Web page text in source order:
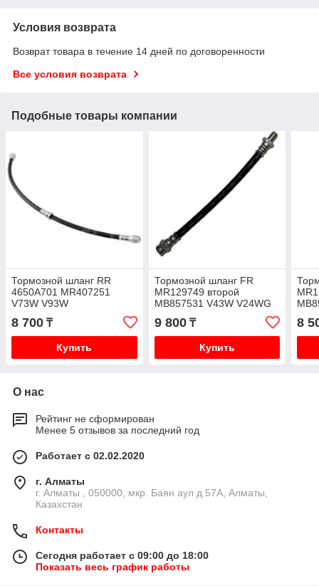
Условия возврата
Возврат товара в течение 14 дней по договоренности
Все условия возврата
Подобные товары компании
Тормозной шланг RR
4650A701 MR407251
V73W V93W
8 700 ₸
Купить
Тормозной шланг FR
MR129749 второй
MB857531 V43W V24WG
9 800₸
Купить
8
О нас
Рейтинг не сформирован
Менее 5 отзывов за последний год
Работает с 02.02.2020
г. Алматы
г. Алматы , 050000, мкр. Баян аул д.57А, Алматы,
Казахстан
Контакты
Сегодня работает с 09:00 до 18:00
Показать весь график работы